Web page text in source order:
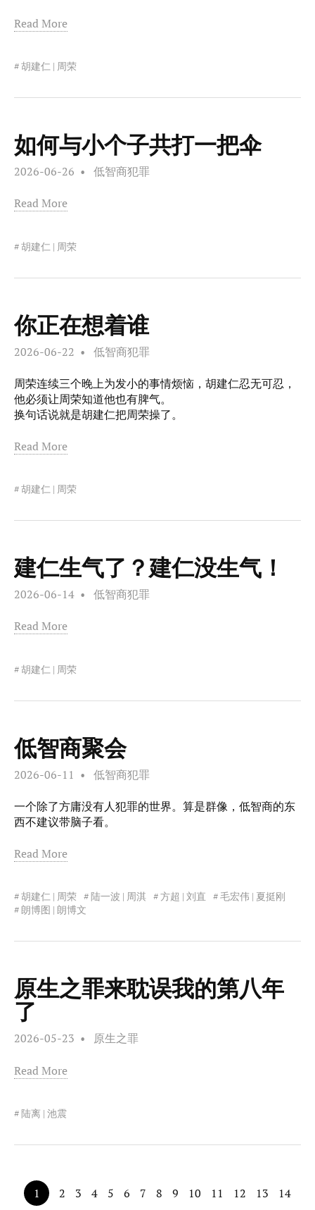
Read More
胡建仁 | 周荣
如何与小个子共打一把伞
2026-06-26 低智商犯罪
Read More
胡建仁 | 周荣
你正在想着谁
2026-06-22 低智商犯罪
周荣连续三个晚上为发小的事情烦恼，胡建仁忍无可忍，
他必须让周荣知道他也有脾气。
换句话说就是胡建仁把周荣操了。
Read More
胡建仁 | 周荣
建仁生气了？建仁没生气！
2026-06-14 低智商犯罪
Read More
胡建仁 | 周荣
低智商聚会
2026-06-11 低智商犯罪
一个除了方庸没有人犯罪的世界。算是群像，低智商的东
西不建议带脑子看。
Read More
胡建仁 | 周荣 陆一波 | 周淇 方超 | 刘直
毛宏伟 | 夏挺刚
朗博图 | 朗博文
原生之罪来耽误我的第八年
了
2026-05-23 原生之罪
Read More
陆离 | 池震
1 2 3 4 5 6 7 8 9 10 11 12 13 14